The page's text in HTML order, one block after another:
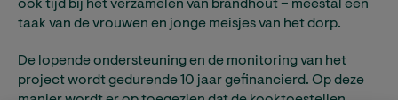
ook tijd bij het verzamelen van brandhout – meestal een
taak van de vrouwen en jonge meisjes van het dorp.
De lopende ondersteuning en de monitoring van het
project wordt gedurende 10 jaar gefinancierd. Op deze